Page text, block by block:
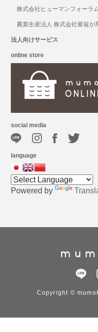
株式会社ヒューマンフォーラ
農業生産法人 株式会社塞翁が
法人向けサービス
online store
social media
language
Powered by
Copyright ©